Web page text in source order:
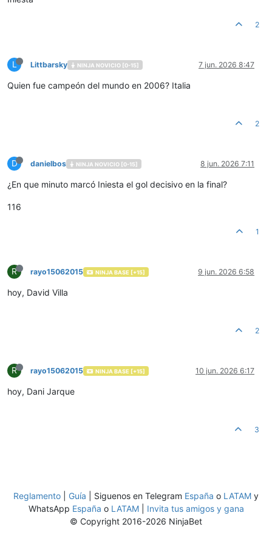
2
L Littbarsky NINJA NOVICIO [0-15] 7 jun. 2026 8:47
Quien fue campeón del mundo en 2006? Italia
2
D danielbos NINJA NOVICIO [0-15] 8 jun. 2026 7:11
¿En que minuto marcó Iniesta el gol decisivo en la final?
116
1
R rayo15062015 NINJA BASE [+15] 9 jun. 2026 6:58
hoy, David Villa
2
R rayo15062015 NINJA BASE [+15] 10 jun. 2026 6:17
hoy, Dani Jarque
3
Reglamento Guía | Siguenos en Telegram España o LATAM y
WhatsApp España o LATAM| Invita tus amigos y gana
© Copyright 2016-2026 NinjaBet